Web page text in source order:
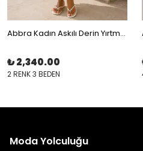
Abbra Kadın Askılı Derin Yırtmaçlı Astarlı Elbise
₺ 2,340.00
2 RENK 3 BEDEN
Moda Yolculuğu